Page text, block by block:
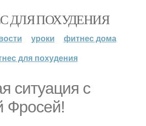
ДЛЯ ПОХУДЕНИЯ
уроки
фитнес дома
для похудения
ситуация с
Фросей!